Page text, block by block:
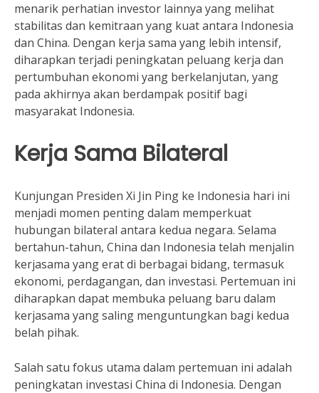
menarik perhatian investor lainnya yang melihat
stabilitas dan kemitraan yang kuat antara Indonesia
dan China. Dengan kerja sama yang lebih intensif,
diharapkan terjadi peningkatan peluang kerja dan
pertumbuhan ekonomi yang berkelanjutan, yang
pada akhirnya akan berdampak positif bagi
masyarakat Indonesia.
Kerja Sama Bilateral
Kunjungan Presiden Xi Jin Ping ke Indonesia hari ini
menjadi momen penting dalam memperkuat
hubungan bilateral antara kedua negara. Selama
bertahun-tahun, China dan Indonesia telah menjalin
kerjasama yang erat di berbagai bidang, termasuk
ekonomi, perdagangan, dan investasi. Pertemuan ini
diharapkan dapat membuka peluang baru dalam
kerjasama yang saling menguntungkan bagi kedua
belah pihak.
Salah satu fokus utama dalam pertemuan ini adalah
peningkatan investasi China di Indonesia. Dengan